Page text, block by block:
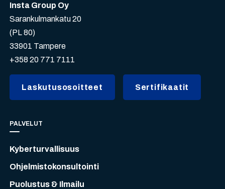
Insta Group Oy
Sarankulmankatu 20
(PL 80)
33901 Tampere
+358 20 771 7111
Laskutusosoitteet Sertifikaatit
PALVELUT
Kyberturvallisuus
Ohjelmistokonsultointi
Puolustus & Ilmailu